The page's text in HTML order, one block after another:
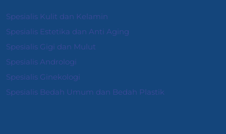
Spesialis Kulit dan Kelamin
Spesialis Estetika dan Anti Aging
Spesialis Gigi dan Mulut
Spesialis Andrologi
Spesialis Ginekologi
Spesialis Bedah Umum dan Bedah Plastik